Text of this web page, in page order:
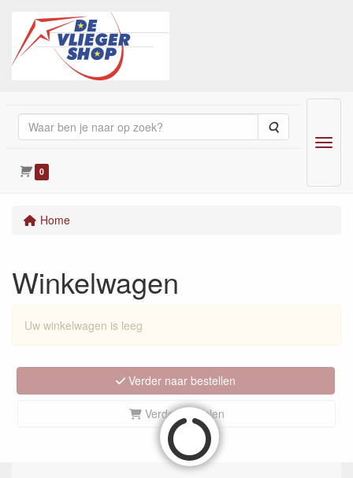
Zoeken
0
Menu
Home
Winkelwagen
Uw winkelwagen is leeg
Verder winkelen
Verder naar bestellen